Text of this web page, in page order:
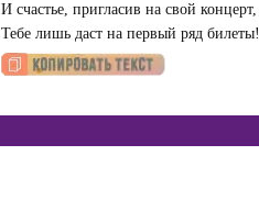
И счастье, пригласив на свой концерт,
Тебе лишь даст на первый ряд билеты!